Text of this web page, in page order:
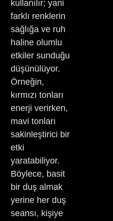
kullanılır; yani
farklı renklerin
sağlığa ve ruh
haline olumlu
etkiler sunduğu
düşünülüyor.
Örneğin,
kırmızı tonları
enerji verirken,
mavi tonları
sakinleştirici bir
etki
yaratabiliyor.
Böylece, basit
bir duş almak
yerine her duş
seansı, kişiye